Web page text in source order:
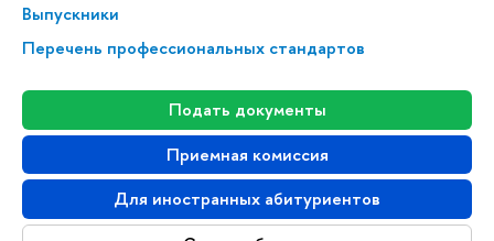
Выпускники
Перечень профессиональных стандартов
Подать документы
Приемная комиссия
Для иностранных абитуриентов